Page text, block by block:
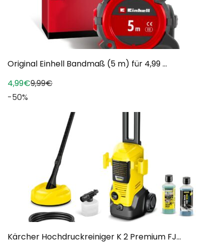
Original Einhell Bandmaß (5 m) für 4,99 ...
4,99€9,99€
-50%
Kärcher Hochdruckreiniger K 2 Premium FJ...